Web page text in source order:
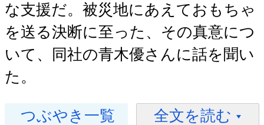
な支援だ。被災地にあえておもちゃ
を送る決断に至った、その真意につ
いて、同社の青木優さんに話を聞い
た。
つぶやき一覧
全文を読む